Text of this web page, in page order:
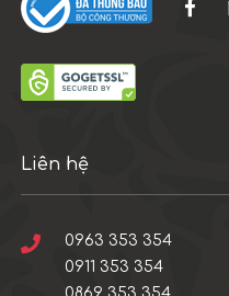
Liên hệ
0963 353 354
0911 353 354